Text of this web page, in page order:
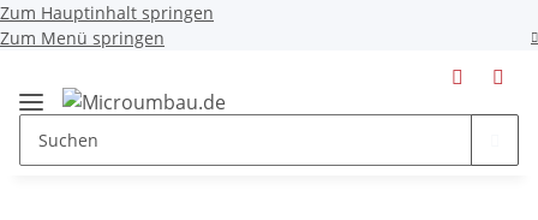
Zum Hauptinhalt springen
Zum Menü springen